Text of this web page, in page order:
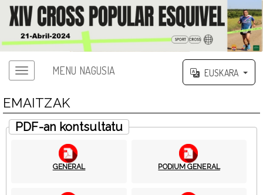
MENU NAGUSIA EUSKARA
EMAITZAK
PDF-an kontsultatu
GENERAL PODIUM GENERAL